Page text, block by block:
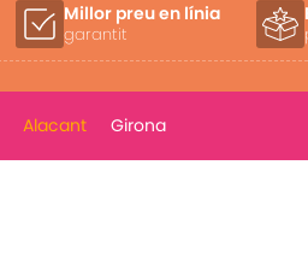
Beneficis exclusius
per a clients directes
Alacant Girona